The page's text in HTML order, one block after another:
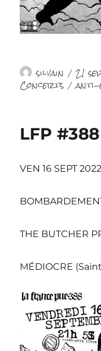
Auteur
silvain
le
21
Concerts anti-
LFP #388
VEN 16 SEPT 2022
THE BUTCHER
MÉDIOCRE